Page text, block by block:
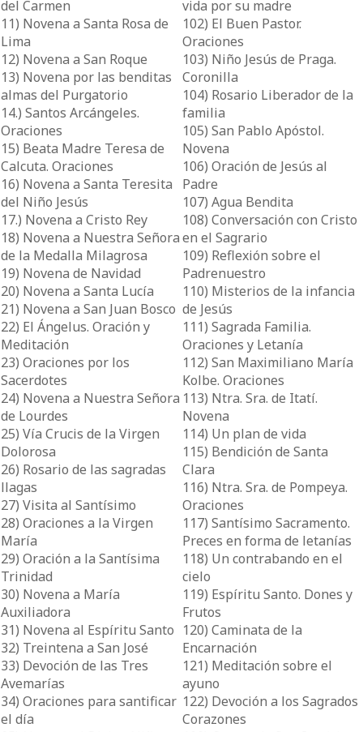
del Carmen
11) Novena a Santa Rosa de
Lima
12) Novena a San Roque
13) Novena por las benditas
almas del Purgatorio
14.) Santos Arcángeles.
Oraciones
15) Beata Madre Teresa de
Calcuta. Oraciones
16) Novena a Santa Teresita
del Niño Jesús
17.) Novena a Cristo Rey
18) Novena a Nuestra Señora
de la Medalla Milagrosa
19) Novena de Navidad
20) Novena a Santa Lucía
21) Novena a San Juan Bosco
22) El Ángelus. Oración y
Meditación
23) Oraciones por los
Sacerdotes
24) Novena a Nuestra Señora
de Lourdes
25) Vía Crucis de la Virgen
Dolorosa
26) Rosario de las sagradas
llagas
27) Visita al Santísimo
28) Oraciones a la Virgen
María
29) Oración a la Santísima
Trinidad
30) Novena a María
Auxiliadora
31) Novena al Espíritu Santo
32) Treintena a San José
33) Devoción de las Tres
Avemarías
34) Oraciones para santificar
el día
vida por su madre
102) El Buen Pastor.
Oraciones
103) Niño Jesús de Praga.
Coronilla
104) Rosario Liberador de la
familia
105) San Pablo Apóstol.
Novena
106) Oración de Jesús al
Padre
107) Agua Bendita
108) Conversación con Cristo
en el Sagrario
109) Reflexión sobre el
Padrenuestro
110) Misterios de la infancia
de Jesús
111) Sagrada Familia.
Oraciones y Letanía
112) San Maximiliano María
Kolbe. Oraciones
113) Ntra. Sra. de Itatí.
Novena
114) Un plan de vida
115) Bendición de Santa
Clara
116) Ntra. Sra. de Pompeya.
Oraciones
117) Santísimo Sacramento.
Preces en forma de letanías
118) Un contrabando en el
cielo
119) Espíritu Santo. Dones y
Frutos
120) Caminata de la
Encarnación
121) Meditación sobre el
ayuno
122) Devoción a los Sagrados
Corazones